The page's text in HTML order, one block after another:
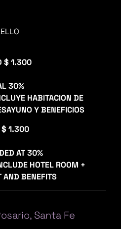
$ 1.300
30%
HABITACION DE
Y BENEFICIOS
$ 1.300
AT 30%
HOTEL ROOM +
AND BENEFITS
Santa Fe